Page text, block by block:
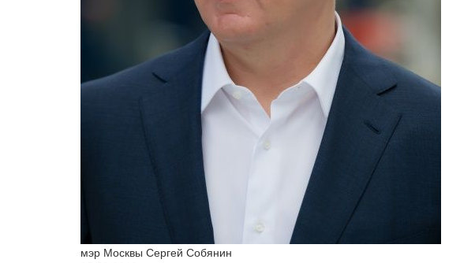
мэр Москвы Сергей Собянин